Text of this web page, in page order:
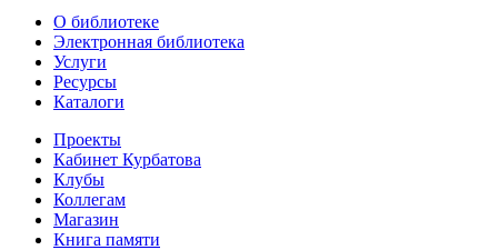
О библиотеке
Электронная библиотека
Услуги
Ресурсы
Каталоги
Проекты
Кабинет Курбатова
Клубы
Коллегам
Магазин
Книга памяти